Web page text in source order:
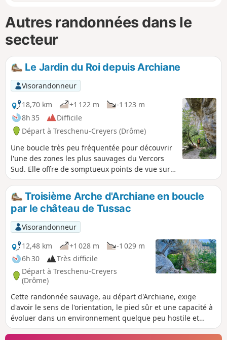
Autres randonnées dans le
secteur
Le Jardin du Roi depuis Archiane
Visorandonneur
18,70 km
+1 122 m
-1 123 m
8h 35
Difficile
Départ à Treschenu-Creyers (Drôme)
Une boucle très peu fréquentée pour découvrir
l'une des zones les plus sauvages du Vercors
Sud. Elle offre de somptueux points de vue sur
les montagnes du Diois et sur le Cirque
d'Archiane. Présence fréquente de bouquetins
et de vautours. En grande partie non balisée,
un bon sens de l'orientation et de la lecture du
terrain seront précieux. GPS fortement
recommandé et carte IGN indispensable.
Attention : bien prendre connaissance des
informations pratiques avant de partir.
Troisième Arche d'Archiane en boucle
par le château de Tussac
Visorandonneur
12,48 km
+1 028 m
-1 029 m
6h 30
Très difficile
Départ à Treschenu-Creyers
(Drôme)
Cette randonnée sauvage, au départ d'Archiane, exige
d'avoir le sens de l'orientation, le pied sûr et une capacité à
évoluer dans un environnement quelque peu hostile et
chaotique. Cependant, in fine, vous aurez le plaisir